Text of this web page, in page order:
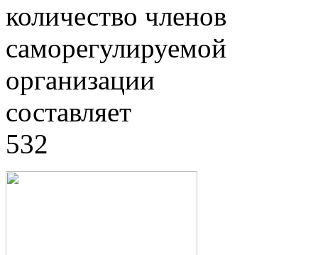
количество членов
саморегулируемой
организации
составляет
532